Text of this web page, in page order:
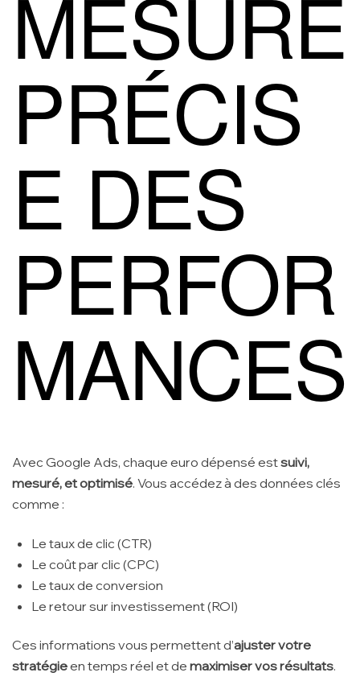
MESURE
PRÉCIS
E DES
PERFOR
MANCES
Avec Google Ads, chaque euro dépensé estsuivi,
mesuré, et optimisé. Vous accédez à des données clés
comme :
Le taux de clic (CTR)
Le coût par clic (CPC)
Le taux de conversion
Le retour sur investissement (ROI)
Ces informations vous permettent d’ajuster votre
stratégieen temps réel et de maximiser vos résultats.